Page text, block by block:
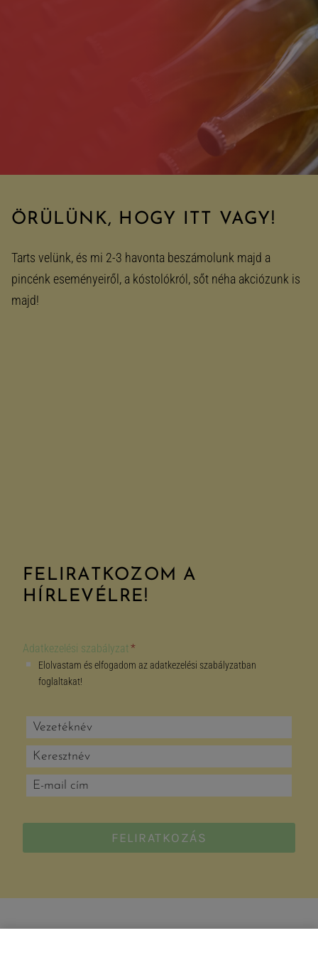
ÖRÜLÜNK, HOGY ITT VAGY!
Tarts velünk, és mi 2-3 havonta beszámolunk majd a
pincénk eseményeiről, a kóstolókról, sőt néha akciózunk is
majd!
FELIRATKOZOM A
HÍRLEVÉLRE!
Adatkezelési szabályzat*
Elolvastam és elfogadom az adatkezelési szabályzatban
foglaltakat!
FELIRATKOZÁS